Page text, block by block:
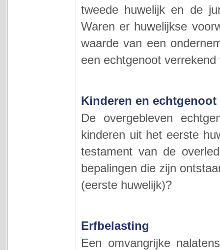
tweede huwelijk en de
Waren er huwelijkse
waarde van een
een echtgenoot verrekend
Kinderen en echtgenoot
De overgebleven
kinderen uit het eerste
testament van de
bepalingen die zijn
(eerste huwelijk)?
Erfbelasting
Een omvangrijke